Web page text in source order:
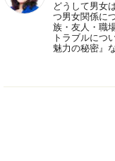
どうして男女
つ男女関係に
族・友人・職
トラブルにつ
魅力の秘密』